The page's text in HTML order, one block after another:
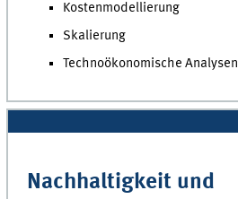
Kostenmodellierung
Skalierung
Technoökonomische Analysen
Nachhaltigkeit und